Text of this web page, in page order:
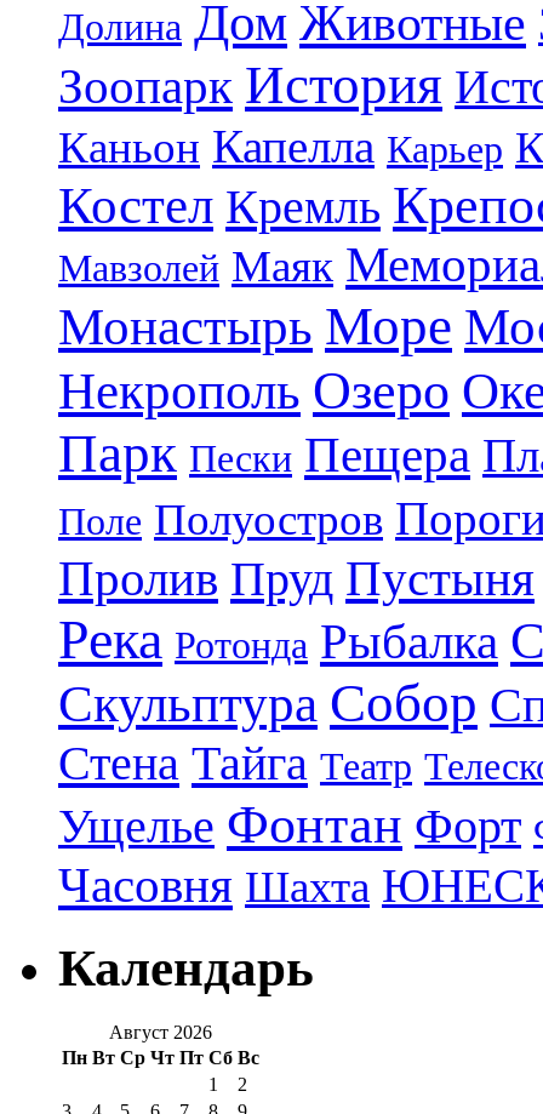
Долина Дом Животные
Зоопарк История
Каньон Капелла Карьер
Костел Кремль
Мавзолей Маяк
Монастырь Море
Некрополь Озеро
Парк Пески Пещера
Поле Полуостров
Пролив Пруд Пустыня
Река Ротонда Рыбалка
Скульптура Собор
Стена Тайга Театр
Ущелье Фонтан Форт
Часовня Шахта
Календарь
Август 2026
Пн Вт Ср Чт Пт Сб Вс
1
2